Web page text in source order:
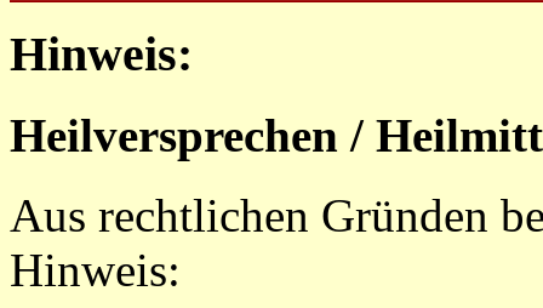
Hinweis:
Heilversprechen /
Aus rechtlichen Gründen
Hinweis: